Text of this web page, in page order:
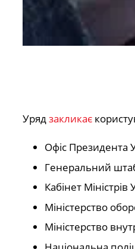
Урядзакликає
Офіс Президента
Генеральний
Кабінет Міністрів
Міністерство
Міністерство